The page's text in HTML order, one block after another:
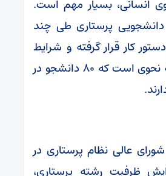
انسانی، بسیار مهم است.
پرستاری طی چند
کار قرار گرفته و شرایط
برخی کلاس‌ها به نحوی است که ۸۰ دانشجو در
عالی نظام پرستاری در
ظرفیت رشته پرستاری،